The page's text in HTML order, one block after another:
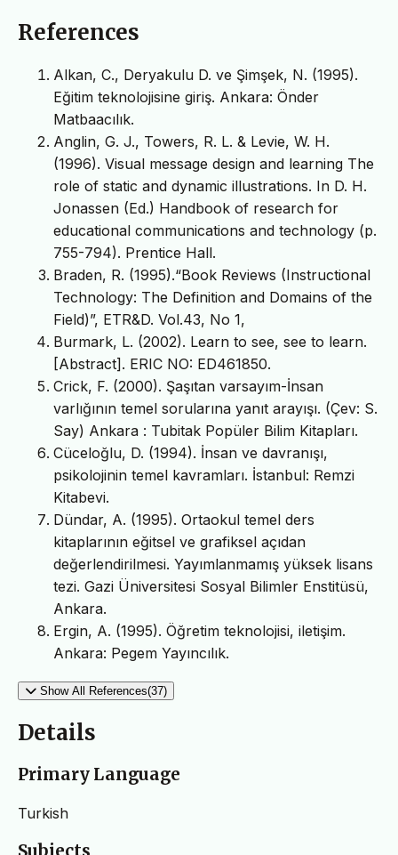
References
Alkan, C., Deryakulu D. ve Şimşek, N. (1995).
Eğitim teknolojisine giriş. Ankara: Önder
Matbaacılık.
Anglin, G. J., Towers, R. L. & Levie, W. H.
(1996). Visual message design and learning The
role of static and dynamic illustrations. In D. H.
Jonassen (Ed.) Handbook of research for
educational communications and technology (p.
755-794). Prentice Hall.
Braden, R. (1995).“Book Reviews (Instructional
Technology: The Definition and Domains of the
Field)”, ETR&D. Vol.43, No 1,
Burmark, L. (2002). Learn to see, see to learn.
[Abstract]. ERIC NO: ED461850.
Crick, F. (2000). Şaşıtan varsayım-İnsan
varlığının temel sorularına yanıt arayışı. (Çev: S.
Say) Ankara : Tubitak Popüler Bilim Kitapları.
Cüceloğlu, D. (1994). İnsan ve davranışı,
psikolojinin temel kavramları. İstanbul: Remzi
Kitabevi.
Dündar, A. (1995). Ortaokul temel ders
kitaplarının eğitsel ve grafiksel açıdan
değerlendirilmesi. Yayımlanmamış yüksek lisans
tezi. Gazi Üniversitesi Sosyal Bilimler Enstitüsü,
Ankara.
Ergin, A. (1995). Öğretim teknolojisi, iletişim.
Ankara: Pegem Yayıncılık.
Show All References(37)
Details
Primary Language
Turkish